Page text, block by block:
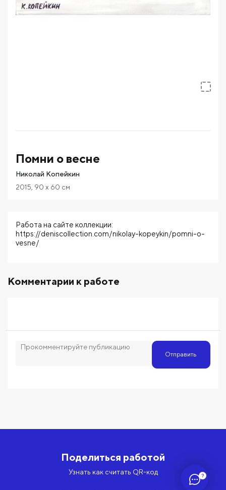
?
Помни о весне
Николай Копейкин
2015 90 x 60 см
Работа на сайте коллекции:
https://deniscollection.com/nikolay-kopeykin/pomni-o-
vesne/
Комментарии к работе
Отправить
Поделиться работой
Узнать как считать QR-код